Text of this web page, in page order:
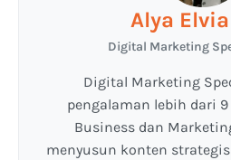
Alya
Digital Marketing
Digital Marketing
pengalaman lebih dari
Business dan
menyusun konten